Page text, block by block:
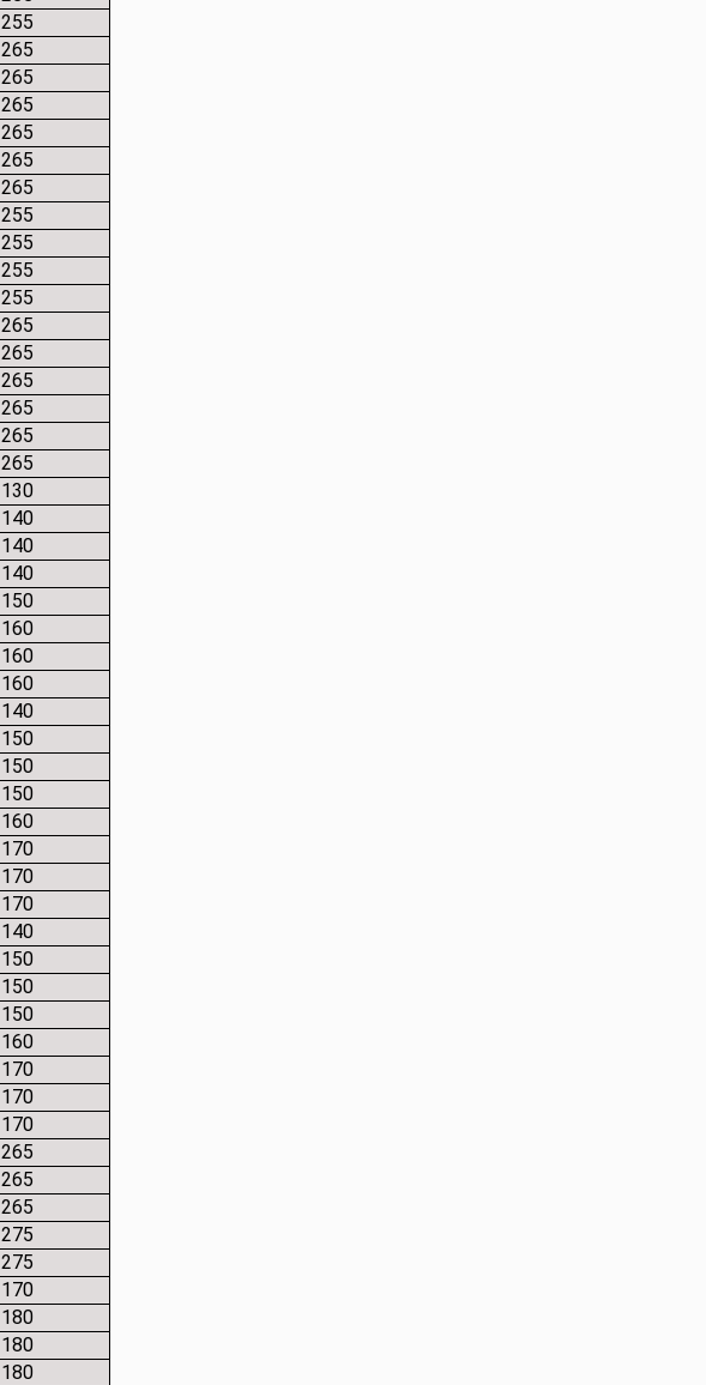
255
265
265
265
265
265
265
255
255
255
255
265
265
265
265
265
265
130
140
140
140
150
160
160
160
140
150
150
150
160
170
170
170
140
150
150
150
160
170
170
170
265
265
265
275
275
170
180
180
180